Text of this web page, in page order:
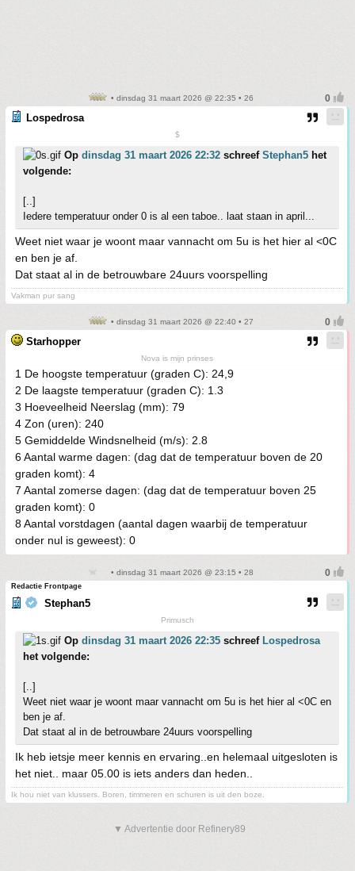
• dinsdag 31 maart 2026 @ 22:35 • 26
Lospedrosa
$
Op dinsdag 31 maart 2026 22:32 schreef Stephan5 het
volgende:
[..]
Iedere temperatuur onder 0 is al een taboe.. laat staan in april...
Weet niet waar je woont maar vannacht om 5u is het hier al <0C
en ben je af.
Dat staat al in de betrouwbare 24uurs voorspelling
Vakman pur sang
• dinsdag 31 maart 2026 @ 22:40 • 27
Starhopper
Nova is mijn prinses
1 De hoogste temperatuur (graden C): 24,9
2 De laagste temperatuur (graden C): 1.3
3 Hoeveelheid Neerslag (mm): 79
4 Zon (uren): 240
5 Gemiddelde Windsnelheid (m/s): 2.8
6 Aantal warme dagen: (dag dat de temperatuur boven de 20
graden komt): 4
7 Aantal zomerse dagen: (dag dat de temperatuur boven 25
graden komt): 0
8 Aantal vorstdagen (aantal dagen waarbij de temperatuur
onder nul is geweest): 0
• dinsdag 31 maart 2026 @ 23:15 • 28
Redactie Frontpage
Stephan5
Primusch
Op dinsdag 31 maart 2026 22:35 schreef Lospedrosa
het volgende:
[..]
Weet niet waar je woont maar vannacht om 5u is het hier al <0C en
ben je af.
Dat staat al in de betrouwbare 24uurs voorspelling
Ik heb ietsje meer kennis en ervaring..en helemaal uitgesloten is
het niet.. maar 05.00 is iets anders dan heden..
Ik hou niet van klussers. Boren, timmeren en schuren is uit den boze.
▼ Advertentie door Refinery89